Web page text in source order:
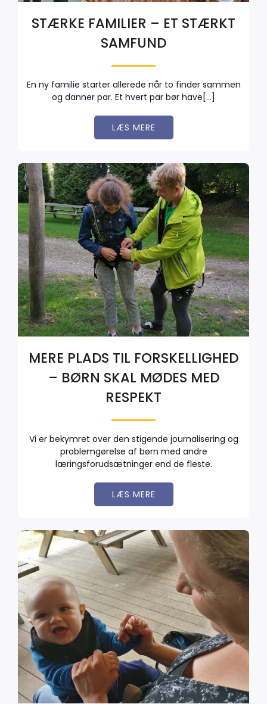
STÆRKE FAMILIER – ET STÆRKT
SAMFUND
En ny familie starter allerede når to finder sammen
og danner par. Et hvert par bør have[…]
LÆS MERE
MERE PLADS TIL FORSKELLIGHED
– BØRN SKAL MØDES MED
RESPEKT
Vi er bekymret over den stigende journalisering og
problemgørelse af børn med andre
læringsforudsætninger end de fleste.
LÆS MERE